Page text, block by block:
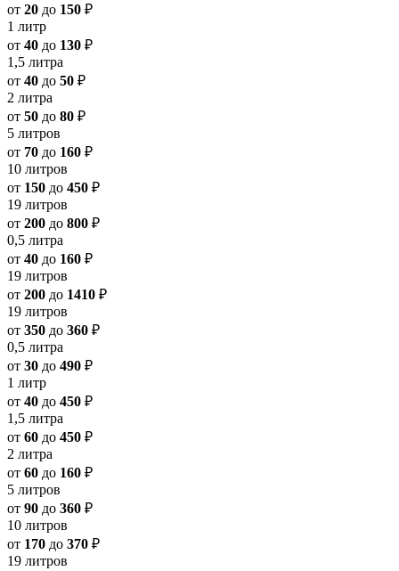
от 20 до 150 ₽
1 литр
от 40 до 130 ₽
1,5 литра
от 40 до 50 ₽
2 литра
от 50 до 80 ₽
5 литров
от 70 до 160 ₽
10 литров
от 150 до 450 ₽
19 литров
от 200 до 800 ₽
0,5 литра
от 40 до 160 ₽
19 литров
от 200 до 1410 ₽
19 литров
от 350 до 360 ₽
0,5 литра
от 30 до 490 ₽
1 литр
от 40 до 450 ₽
1,5 литра
от 60 до 450 ₽
2 литра
от 60 до 160 ₽
5 литров
от 90 до 360 ₽
10 литров
от 170 до 370 ₽
19 литров